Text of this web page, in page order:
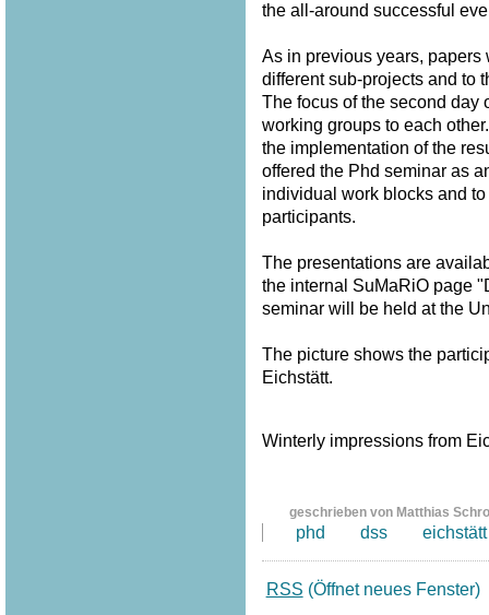
the all-around successful
As in previous years, papers
different sub-projects and to
The focus of the second day
working groups to each
the implementation of the
offered the Phd seminar as
individual work blocks and
participants.
The presentations are
the internal SuMaRiO page
seminar will be held at the
The picture shows the
Eichstätt.
Winterly impressions from
geschrieben von Matthias
phd dss eichstätt
RSS (Öffnet neues Fenster)